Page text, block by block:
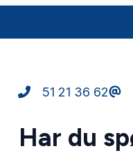
51 21 36 62
Har du